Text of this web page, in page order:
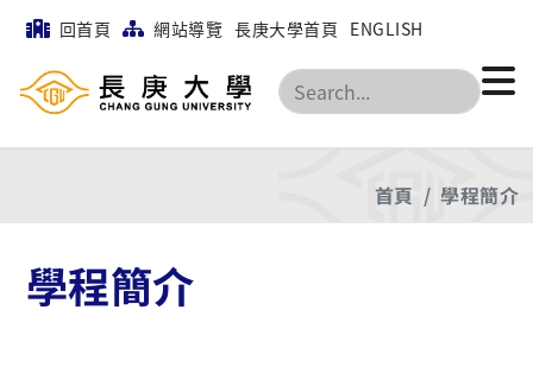
回首頁 網站導覽 長庚大學首頁 ENGLISH
搜尋
首頁 學程簡介
學程簡介